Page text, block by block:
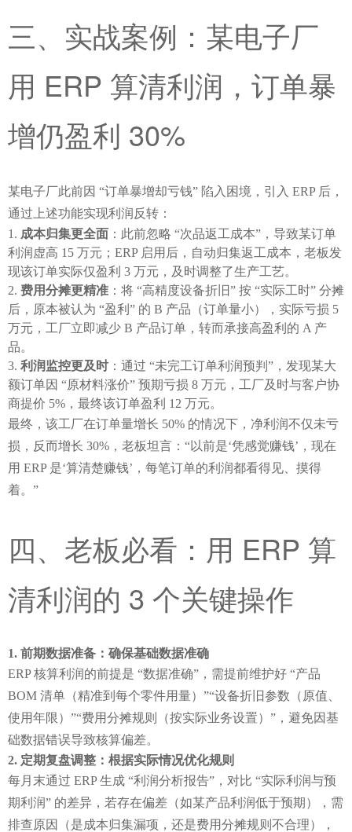
三、实战案例：某电子厂
用 ERP 算清利润，订单暴
增仍盈利 30%
某电子厂此前因 “订单暴增却亏钱” 陷入困境，引入 ERP 后，
通过上述功能实现利润反转：
成本归集更全面 ：此前忽略 “次品返工成本”，导致某订单
利润虚高 15 万元；ERP 启用后，自动归集返工成本，老板发
现该订单实际仅盈利 3 万元，及时调整了生产工艺。
费用分摊更精准 ：将 “高精度设备折旧” 按 “实际工时” 分摊
后，原本被认为 “盈利” 的 B 产品（订单量小），实际亏损 5
万元，工厂立即减少 B 产品订单，转而承接高盈利的 A 产
品。
利润监控更及时：通过 “未完工订单利润预判”，发现某大
额订单因 “原材料涨价” 预期亏损 8 万元，工厂及时与客户协
商提价 5%，最终该订单盈利 12 万元。
最终，该工厂在订单量增长 50% 的情况下，净利润不仅未亏
损，反而增长 30%，老板坦言：“以前是‘凭感觉赚钱’，现在
用 ERP 是‘算清楚赚钱’，每笔订单的利润都看得见、摸得
着。”
四、老板必看：用 ERP 算
清利润的 3 个关键操作
前期数据准备：确保基础数据准确
ERP 核算利润的前提是 “数据准确”，需提前维护好 “产品
BOM 清单（精准到每个零件用量）”“设备折旧参数（原值、
使用年限）”“费用分摊规则（按实际业务设置）”，避免因基
础数据错误导致核算偏差。
定期复盘调整：根据实际情况优化规则
每月末通过 ERP 生成 “利润分析报告”，对比 “实际利润与预
期利润” 的差异，若存在偏差（如某产品利润低于预期），需
排查原因（是成本归集漏项，还是费用分摊规则不合理），